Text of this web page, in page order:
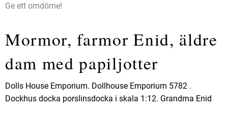
Ge ett omdöme!
Mormor, farmor Enid, äldre
dam med papiljotter
Dolls House Emporium. Dollhouse Emporium 5782 .
Dockhus docka porslinsdocka i skala 1:12. Grandma Enid